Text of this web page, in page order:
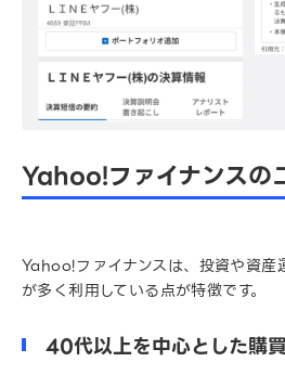
Yahoo!ファイナンスの
Yahoo!ファイナンスは、投資や資産
が多く利用している点が特徴です。
40代以上を中心とした購